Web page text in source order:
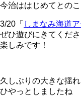
今治ははじめてとのこ
3/20「 しまなみ海道
ぜひ遊びにきてくださ
楽しみです！
久しぶりの大きな揺れ
ひやっとしましたね